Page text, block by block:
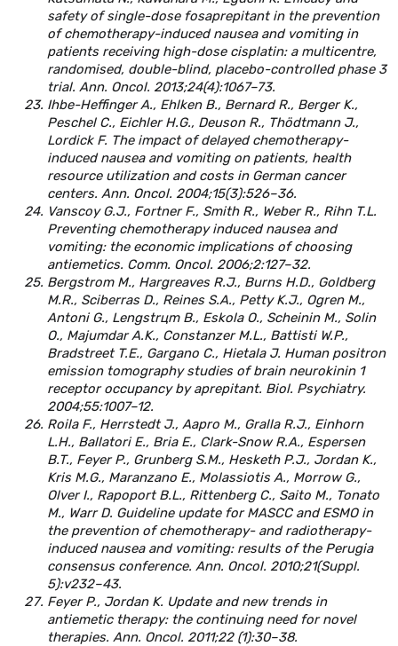
safety of single-dose fosaprepitant in the prevention
of chemotherapy-induced nausea and vomiting in
patients receiving high-dose cisplatin: a multicentre,
randomised, double-blind, placebo-controlled phase 3
trial. Ann. Oncol. 2013;24(4):1067–73.
Ihbe-Heffinger A., Ehlken B., Bernard R., Berger K.,
Peschel C., Eichler H.G., Deuson R., Thödtmann J.,
Lordick F. The impact of delayed chemotherapy-
induced nausea and vomiting on patients, health
resource utilization and costs in German cancer
centers. Ann. Oncol. 2004;15(3):526–36.
Vanscoy G.J., Fortner F., Smith R., Weber R., Rihn T.L.
Preventing chemotherapy induced nausea and
vomiting: the economic implications of choosing
antiemetics. Comm. Oncol. 2006;2:127–32.
Bergstrom M., Hargreaves R.J., Burns H.D., Goldberg
M.R., Sciberras D., Reines S.A., Petty K.J., Ogren M.,
Antoni G., Lеngstrцm B., Eskola O., Scheinin M., Solin
O., Majumdar A.K., Constanzer M.L., Battisti W.P.,
Bradstreet T.E., Gargano C., Hietala J. Human positron
emission tomography studies of brain neurokinin 1
receptor occupancy by aprepitant. Biol. Psychiatry.
2004;55:1007–12.
Roila F., Herrstedt J., Aapro M., Gralla R.J., Einhorn
L.H., Ballatori E., Bria E., Clark-Snow R.A., Espersen
B.T., Feyer P., Grunberg S.M., Hesketh P.J., Jordan K.,
Kris M.G., Maranzano E., Molassiotis A., Morrow G.,
Olver I., Rapoport B.L., Rittenberg C., Saito M., Tonato
M., Warr D. Guideline update for MASCC and ESMO in
the prevention of chemotherapy- and radiotherapy-
induced nausea and vomiting: results of the Perugia
consensus conference. Ann. Oncol. 2010;21(Suppl.
5):v232–43.
Feyer P., Jordan K. Update and new trends in
antiemetic therapy: the continuing need for novel
therapies. Ann. Oncol. 2011;22 (1):30–38.